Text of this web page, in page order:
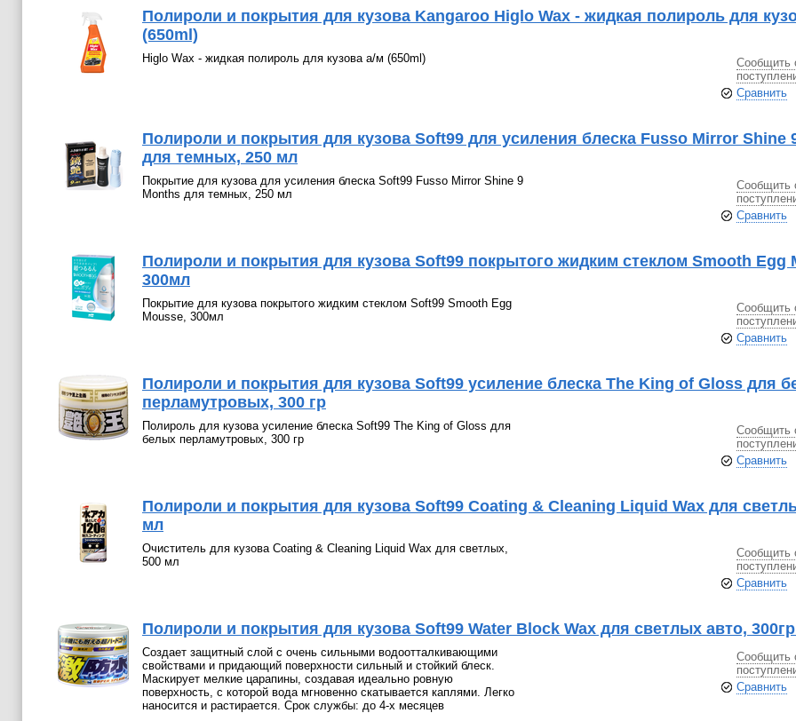
Полироли и покрытия для кузова Kangaroo Higlo Wax - жидкая полироль для
(650ml)
Higlo Wax - жидкая полироль для кузова а/м (650ml)
Сообщить
Сравнить
Полироли и покрытия для кузова Soft99 для усиления блеска Fusso Mirror Shine
для темных, 250 мл
Покрытие для кузова для усиления блеска Soft99 Fusso Mirror Shine 9
Months для темных, 250 мл
Сообщить
Сравнить
Полироли и покрытия для кузова Soft99 покрытого жидким стеклом Smooth Egg
300мл
Покрытие для кузова покрытого жидким стеклом Soft99 Smooth Egg
Mousse, 300мл
Сообщить
Сравнить
Полироли и покрытия для кузова Soft99 усиление блеска The King of Gloss для
перламутровых, 300 гр
Полироль для кузова усиление блеска Soft99 The King of Gloss для
белых перламутровых, 300 гр
Сообщить
Сравнить
Полироли и покрытия для кузова Soft99 Coating & Cleaning Liquid Wax для
мл
Очиститель для кузова Coating & Cleaning Liquid Wax для светлых,
500 мл
Сообщить
Сравнить
Полироли и покрытия для кузова Soft99 Water Block Wax для светлых авто,
Создает защитный слой с очень сильными водоотталкивающими
свойствами и придающий поверхности сильный и стойкий блеск.
Маскирует мелкие царапины, создавая идеально ровную
поверхность, с которой вода мгновенно скатывается каплями. Легко
наносится и растирается. Срок службы: до 4-х месяцев
Сообщить
Сравнить